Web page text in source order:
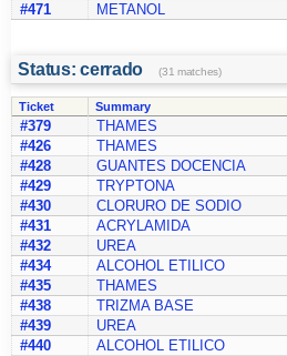
#471
METANOL
Status: cerrado (31 matches)
Ticket Summary
#379 THAMES
#426
THAMES
#428
GUANTES DOCENCIA
#429
TRYPTONA
#430
CLORURO DE SODIO
#431
ACRYLAMIDA
#432
UREA
#434
ALCOHOL ETILICO
#435
THAMES
#438
TRIZMA BASE
#439
UREA
#440
ALCOHOL ETILICO